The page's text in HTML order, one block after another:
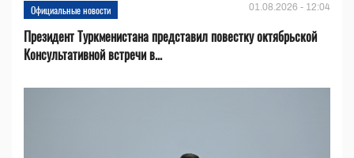
Официальные новости 01.08.2026 - 12:04
Президент Туркменистана представил повестку октябрьской
Консультативной встречи в...